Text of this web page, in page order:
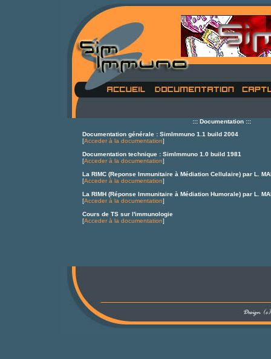
::: Documentation :::
Documentation générale : SimImmuno 1.1 build 2004
[Acceder à la documentation]
Documentation technique : SimImmuno 1.0 build 1981
[Acceder à la documentation]
La RIMC (Reponse Immunitaire à Médiation Cellulaire) par L.
[Acceder à la documentation]
La RIMH (Réponse Immunitaire à Médiation Humorale) par L.
[Acceder à la documentation]
Cours de TS sur l'immunologie
[Acceder à la documentation]